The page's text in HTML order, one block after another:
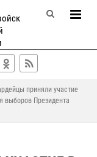
приняли участие
выборов Президента